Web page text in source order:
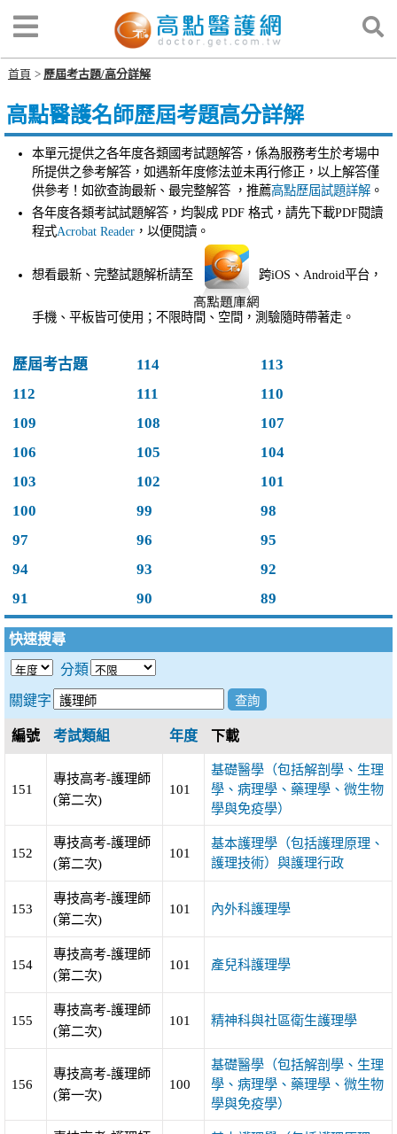
首頁 歷屆考古題/高分詳解
高點醫護名師歷屆考題高分詳解
本單元提供之各年度各類國考試題解答，係為服務考生於考場中
所提供之參考解答，如遇新年度修法並未再行修正，以上解答僅
供參考！如欲查詢最新、最完整解答 ，推薦高點歷屆試題詳解。
各年度各類考試試題解答，均製成 PDF 格式，請先下載PDF閱讀
程式Acrobat Reader，以便閱讀。
想看最新、完整試題解析請至 跨iOS、Android平台，
手機、平板皆可使用；不限時間、空間，測驗隨時帶著走。
歷屆考古題 114
113
112
111
110
109
108
107
106
105
104
103
102
101
100
99
98
97
96
95
94
93
92
91
90 89
快速搜尋
分類
關鍵字
編號 考試類組 年度 下載
151
專技高考-護理師
(第二次)
101
基礎醫學（包括解剖學、生理
學、病理學、藥理學、微生物
學與免疫學）
152
專技高考-護理師
(第二次)
101
基本護理學（包括護理原理、
護理技術）與護理行政
153
專技高考-護理師
(第二次)
101 內外科護理學
154
專技高考-護理師
(第二次)
101 產兒科護理學
155
專技高考-護理師
(第二次)
101 精神科與社區衛生護理學
156
專技高考-護理師
(第一次)
100
基礎醫學（包括解剖學、生理
學、病理學、藥理學、微生物
學與免疫學）